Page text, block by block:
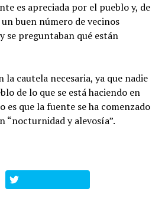
es apreciada por el pueblo y, de
buen número de vecinos
se preguntaban qué están
la cautela necesaria, ya que nadie
de lo que se está haciendo en
es que la fuente se ha comenzado
“nocturnidad y alevosía”.